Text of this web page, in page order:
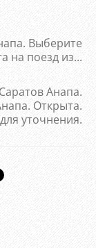
Выберите
на поезд из...
Анапа.
Открыта.
уточнения.